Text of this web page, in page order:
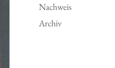
Nachweis
Archiv